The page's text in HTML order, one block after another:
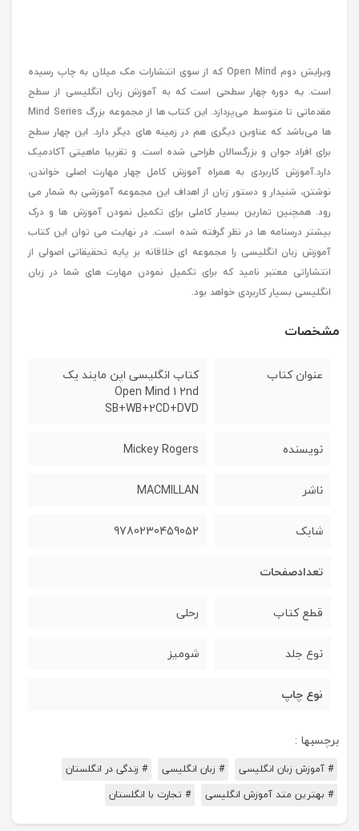
ویرایش دوم Open Mind که از سوی انتشارات مک میلان به چاپ رسیده
است. یه دوره چهار سطحی است که به آموزش زبان انگلیسی از سطح
مقدماتی تا متوسط می‌پردازد. این کتاب ها از مجموعه بزرگ Mind Series
ها می‌باشد که عناوین دیگری هم در زمینه های دیگر دارد. این چهار سطح
برای افراد جوان و بزرگسالان طراحی شده است. و تقریبا ماهیتی آکادمیک
دارد.آموزش کاربردی به همراه آموزش کامل چهار مهارت اصلی خواندن،
نوشتن، شنیدار و دستور زبان از اهداف این مجموعه آموزشی به شمار می
رود. همچنین تمارین بسیار کاملی برای تکمیل نمودن آموزش ها و درک
بیشتر درسنامه ها در نظر گرفته شده است. در نهایت می توان این کتاب
آموزش زبان انگلیسی را مجموعه ای خلاقانه بر پایه تحقیقاتی اصولی از
انتشاراتی معتبر نامید که برای تکمیل نمودن مهارت های شما در زبان
انگلیسی بسیار کاربردی خواهد بود.
مشخصات
عنوان کتاب
کتاب انگلیسی اپن مایند یک
Open Mind 1 2nd
SB+WB+2CD+DVD
نویسنده Mickey Rogers
ناشر MACMILLAN
شابک 9780230459052
تعدادصفحات
قطع کتاب رحلی
نوع جلد شومیز
نوع چاپ
برچسبها :
# آموزش زبان انگلیسی # زبان انگلیسی
# زندگی در انگلستان
# بهترین متد آموزش انگلیسی
# تجارت با انگلستان